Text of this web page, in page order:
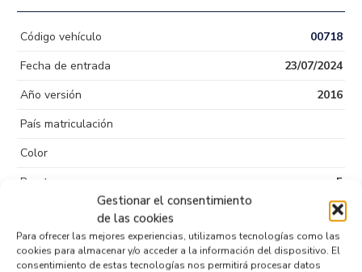
Gestionar el consentimiento
de las cookies
Para ofrecer las mejores experiencias, utilizamos tecnologías como las
cookies para almacenar y/o acceder a la información del dispositivo. El
consentimiento de estas tecnologías nos permitirá procesar datos
Código vehículo
00718
Fecha de entrada
23/07/2024
Año versión
2016
País matriculación
Color
Puertas
5
146.921
Tipo de
combustible
Diesel